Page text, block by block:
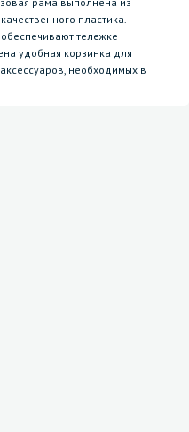
пластика.
тележке
удобная корзинка для
необходимых в